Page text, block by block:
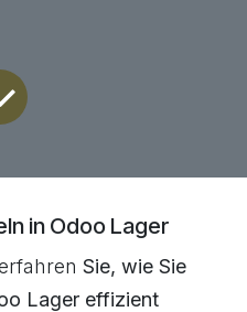
in Odoo Lager
Sie, wie Sie
Lager effizient